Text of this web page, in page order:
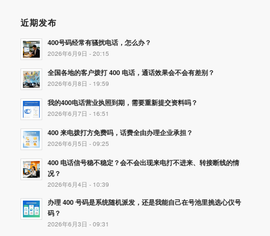
近期发布
400号码经常有骚扰电话，怎么办？
2026年6月9日 - 20:15
全国各地的客户拨打 400 电话，通话效果会不会有差别？
2026年6月8日 - 19:59
我的400电话营业执照到期，需要重新提交资料吗？
2026年6月7日 - 16:51
400 来电拨打方免费吗，话费全由办理企业承担？
2026年6月5日 - 09:25
400 电话信号稳不稳定？会不会出现来电打不进来、转接断线的情
况？
2026年6月4日 - 10:39
办理 400 号码是系统随机派发，还是我能自己在号池里挑选心仪号
码？
2026年6月3日 - 09:31